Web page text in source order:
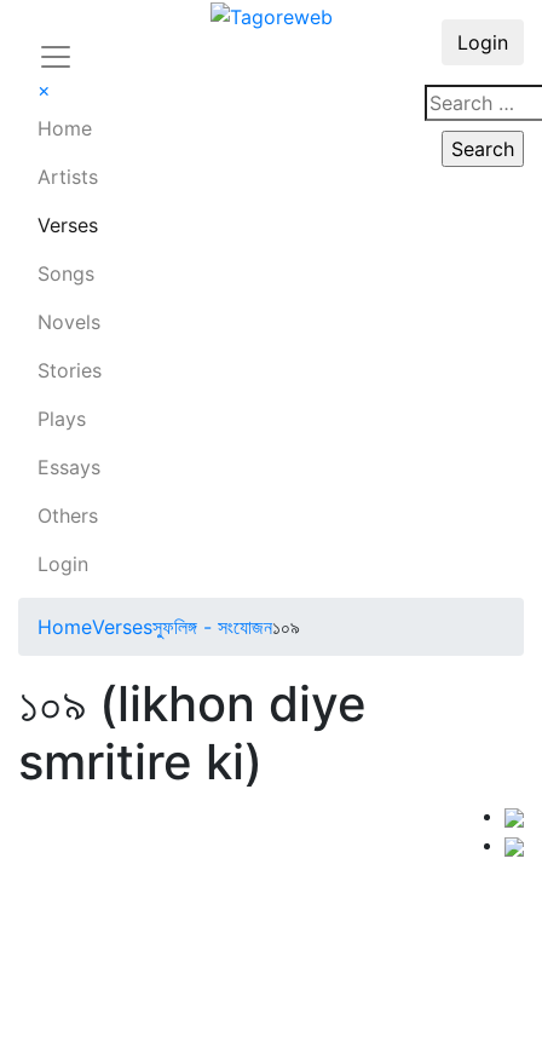
×
Home
Artists
Verses
Songs
Novels
Stories
Plays
Essays
Others
Login
Login
HomeVersesস্ফুলিঙ্গ - সংযোজন১০৯
১০৯ (likhon diye
smritire ki)